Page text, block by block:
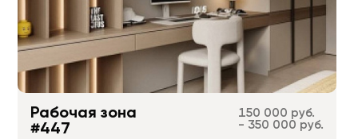
Рабочая зона
#447
150 000 руб.
- 350 000 руб.